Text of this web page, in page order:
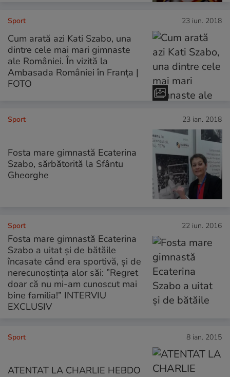
Sport 23 iun. 2018
Cum arată azi Kati Szabo, una
dintre cele mai mari gimnaste
ale României. În vizită la
Ambasada României în Franța |
FOTO
Sport 23 ian. 2018
Fosta mare gimnastă Ecaterina
Szabo, sărbătorită la Sfântu
Gheorghe
Sport 22 iun. 2016
Fosta mare gimnastă Ecaterina
Szabo a uitat și de bătăile
încasate când era sportivă, și de
nerecunoștința alor săi: ”Regret
doar că nu mi-am cunoscut mai
bine familia!” INTERVIU
EXCLUSIV
Sport 8 ian. 2015
ATENTAT LA CHARLIE HEBDO